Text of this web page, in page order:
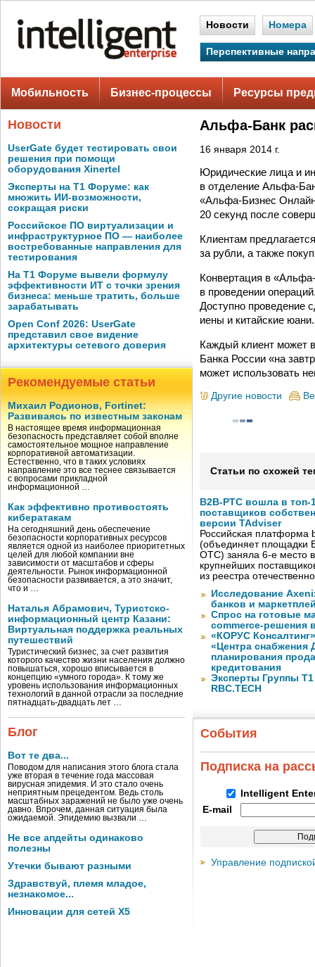
Новости Номера
Перспективные
Мобильность Бизнес-процессы Ресурсы
Новости
UserGate будет тестировать свои
решения при помощи
оборудования Xinertel
Эксперты на Т1 Форуме: как
множить ИИ-возможности,
сокращая риски
Российское ПО виртуализации и
инфраструктурное ПО — наиболее
востребованные направления для
тестирования
На Т1 Форуме вывели формулу
эффективности ИТ с точки зрения
бизнеса: меньше тратить, больше
зарабатывать
Open Conf 2026: UserGate
представил свое видение
архитектуры сетевого доверия
Рекомендуемые статьи
Михаил Родионов, Fortinet:
Развиваясь по известным законам
В настоящее время информационная
безопасность представляет собой вполне
самостоятельное мощное направление
корпоративной автоматизации.
Естественно, что в таких условиях
направление это все теснее связывается
с вопросами прикладной
информационной …
Как эффективно противостоять
кибератакам
На сегодняшний день обеспечение
безопасности корпоративных ресурсов
является одной из наиболее приоритетных
целей для любой компании вне
зависимости от масштабов и сферы
деятельности. Рынок информационной
безопасности развивается, а это значит,
что и …
Наталья Абрамович, Туристско-
информационный центр Казани:
Виртуальная поддержка реальных
путешествий
Туристический бизнес, за счет развития
которого качество жизни населения должно
повышаться, хорошо вписывается в
концепцию «умного города». К тому же
уровень использования информационных
технологий в данной отрасли за последние
пятнадцать-двадцать лет …
Блог
Вот те два...
Поводом для написания этого блога стала
уже вторая в течение года массовая
вирусная эпидемия. И это стало очень
неприятным прецедентом. Ведь столь
масштабных заражений не было уже очень
давно. Впрочем, данная ситуация была
ожидаемой. Эпидемию вызвали …
Не все апдейты одинаково
полезны
Утечки бывают разными
Здравствуй, племя младое,
незнакомое...
Инновации для сетей X5
Альфа-Банк
16 января 2014 г.
Юридические лица и
в отделение Альфа-
«Альфа-Бизнес
20 секунд после
Клиентам
за рубли, а также
Конвертация в
в проведении
Доступно проведение
иены и китайские
Каждый клиент может
Банка России «на
может использовать
Другие новости
Статьи по схожей
B2B-РТС вошла в топ-
поставщиков
версии TAdviser
Российская платформа
(объединяет площадки
OTC) заняла 6-е место
крупнейших
из реестра
Исследование
банков и
Спрос на готовые
commerce-решения
«КОРУС
«Центра снабжения
планирования
кредитования
Эксперты Группы
RBC.TECH
События
Подписка на
Intelligent
E-mail
Управление